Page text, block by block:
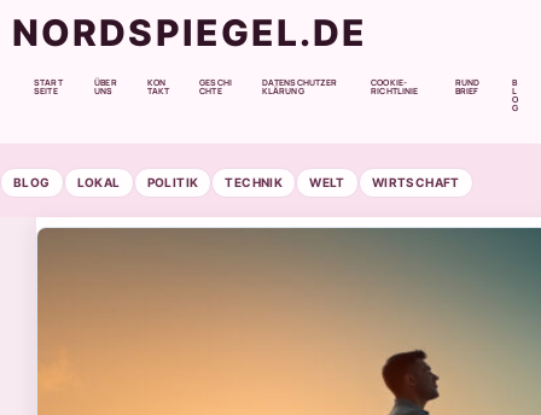
NORDSPIEGEL.DE
START
SEITE
ÜBER
UNS
KON
TAKT
GESCHI
CHTE
DATENSCHUTZER
KLÄRUNG
COOKIE-
RICHTLINIE
RUND
BRIEF
B
L
O
G
BLOG LOKAL POLITIK TECHNIK WELT WIRTSCHAFT